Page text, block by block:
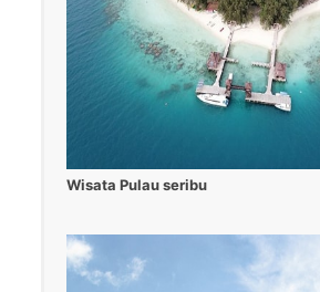
Wisata Pulau seribu